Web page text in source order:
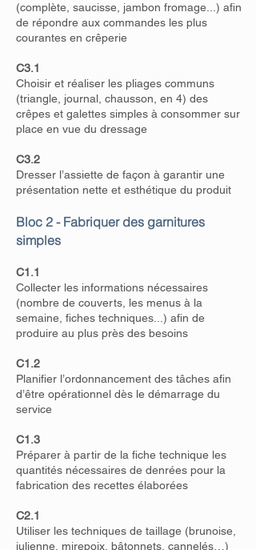
(complète, saucisse, jambon fromage...) afin
de répondre aux commandes les plus
courantes en crêperie
C3.1
Choisir et réaliser les pliages communs
(triangle, journal, chausson, en 4) des
crêpes et galettes simples à consommer sur
place en vue du dressage
C3.2
Dresser l’assiette de façon à garantir une
présentation nette et esthétique du produit
Bloc 2 - Fabriquer des garnitures
simples
C1.1
Collecter les informations nécessaires
(nombre de couverts, les menus à la
semaine, fiches techniques...) afin de
produire au plus près des besoins
C1.2
Planifier l’ordonnancement des tâches afin
d’être opérationnel dès le démarrage du
service
C1.3
Préparer à partir de la fiche technique les
quantités nécessaires de denrées pour la
fabrication des recettes élaborées
C2.1
Utiliser les techniques de taillage (brunoise,
julienne, mirepoix, bâtonnets, cannelés…)